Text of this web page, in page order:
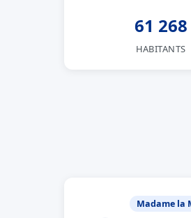
61 268
HABITANTS
Madame la